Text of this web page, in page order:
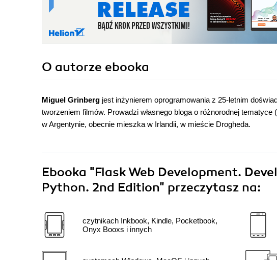
O autorze ebooka
Miguel Grinberg jest inżynierem oprogramowania z 25-letnim
tworzeniem filmów. Prowadzi własnego bloga o różnorodnej tematyce (
w Argentynie, obecnie mieszka w Irlandii, w mieście Drogheda.
Ebooka "Flask Web Development.
Python. 2nd Edition" przeczytasz na:
czytnikach Inkbook, Kindle, Pocketbook,
Onyx Booxs i innych